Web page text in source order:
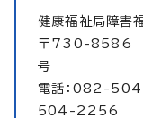
健康福祉局障害
〒730-8586
号
電話：082-
504-2256